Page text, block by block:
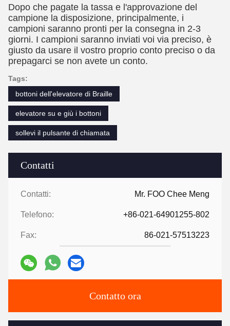
Contatti
Contatti: Mr. FOO Chee Meng
Telefono: +86-021-64901255-802
Fax: 86-021-57513223
Contatto ora
Dopo che pagate la tassa e l'approvazione del
campione la disposizione, principalmente, i
campioni saranno pronti per la consegna in 2-3
giorni. I campioni saranno inviati voi via preciso, è
giusto da usare il vostro proprio conto preciso o da
prepagarci se non avete un conto.
Tags:
bottoni dell'elevatore di Braille
elevatore su e giù i bottoni
sollevi il pulsante di chiamata